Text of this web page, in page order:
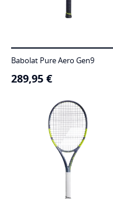
Babolat Pure Aero Gen9
289,95 €